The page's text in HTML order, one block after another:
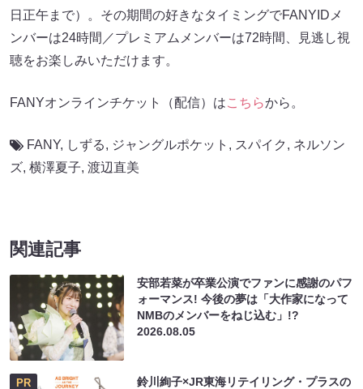
日正午まで）。その期間の好きなタイミングでFANYIDメ
ンバーは24時間／プレミアムメンバーは72時間、見逃し視
聴をお楽しみいただけます。
FANYオンラインチケット（配信）はこちらから。
FANY, しずる, ジャングルポケット , スパイク , ネルソン
ズ, 横澤夏子, 渡辺直美
関連記事
安部若菜が卒業公演でファンに感謝のパフ
ォーマンス! 今後の夢は「大作家になって
NMBのメンバーをねじ込む」!?
2026.08.05
PR 鈴川絢子×JR東海リテイリング・プラスの